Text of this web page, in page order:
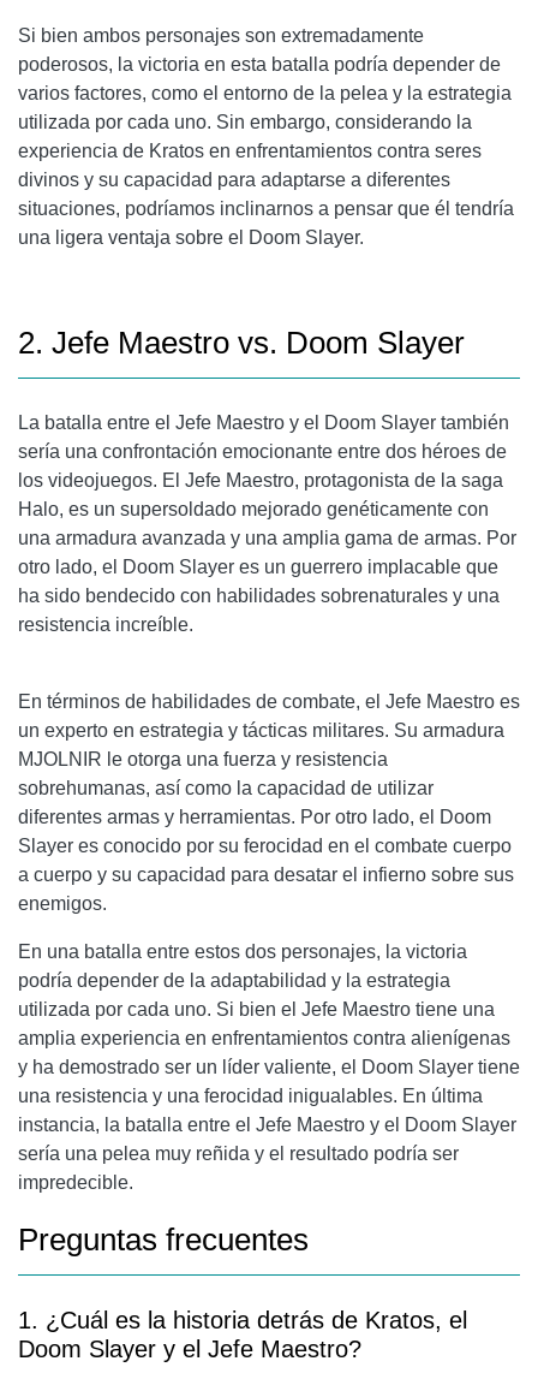
Si bien ambos personajes son extremadamente
poderosos, la victoria en esta batalla podría depender de
varios factores, como el entorno de la pelea y la estrategia
utilizada por cada uno. Sin embargo, considerando la
experiencia de Kratos en enfrentamientos contra seres
divinos y su capacidad para adaptarse a diferentes
situaciones, podríamos inclinarnos a pensar que él tendría
una ligera ventaja sobre el Doom Slayer.
2. Jefe Maestro vs. Doom Slayer
La batalla entre el Jefe Maestro y el Doom Slayer también
sería una confrontación emocionante entre dos héroes de
los videojuegos. El Jefe Maestro, protagonista de la saga
Halo, es un supersoldado mejorado genéticamente con
una armadura avanzada y una amplia gama de armas. Por
otro lado, el Doom Slayer es un guerrero implacable que
ha sido bendecido con habilidades sobrenaturales y una
resistencia increíble.
En términos de habilidades de combate, el Jefe Maestro es
un experto en estrategia y tácticas militares. Su armadura
MJOLNIR le otorga una fuerza y resistencia
sobrehumanas, así como la capacidad de utilizar
diferentes armas y herramientas. Por otro lado, el Doom
Slayer es conocido por su ferocidad en el combate cuerpo
a cuerpo y su capacidad para desatar el infierno sobre sus
enemigos.
En una batalla entre estos dos personajes, la victoria
podría depender de la adaptabilidad y la estrategia
utilizada por cada uno. Si bien el Jefe Maestro tiene una
amplia experiencia en enfrentamientos contra alienígenas
y ha demostrado ser un líder valiente, el Doom Slayer tiene
una resistencia y una ferocidad inigualables. En última
instancia, la batalla entre el Jefe Maestro y el Doom Slayer
sería una pelea muy reñida y el resultado podría ser
impredecible.
Preguntas frecuentes
1. ¿Cuál es la historia detrás de Kratos, el
Doom Slayer y el Jefe Maestro?